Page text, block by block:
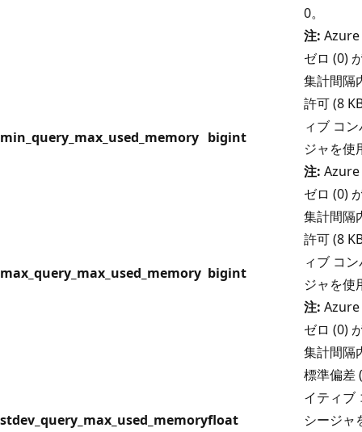
0。
注: Azure
ゼロ (0)
min_query_max_used_memory bigint
集計間隔
許可 (8
ィブ コ
ジャを使
注: Azure
ゼロ (0)
max_query_max_used_memory bigint
集計間隔
許可 (8
ィブ コ
ジャを使
注: Azure
ゼロ (0)
stdev_query_max_used_memoryfloat
集計間隔
標準偏差
イティブ
シージャ